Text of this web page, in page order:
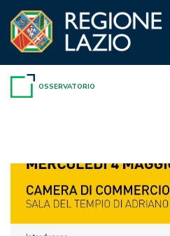
contenuto
OSSERVATORIO